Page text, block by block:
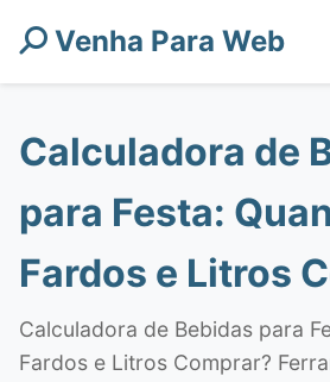
Venha Para Web
Calculadora de
para Festa:
Fardos e Litros
Calculadora de Bebidas para
Fardos e Litros Comprar?